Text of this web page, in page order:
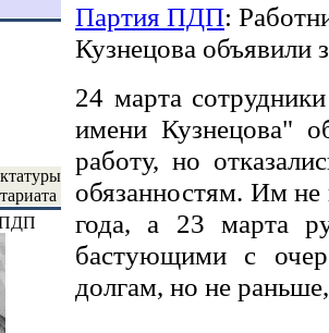
ПДП
Партия ПДП:
Кузнецова объявили
24 марта
имени Кузнецова"
работу, но
обязанностям. Им
года, а 23 марта
бастующими с
долгам, но не